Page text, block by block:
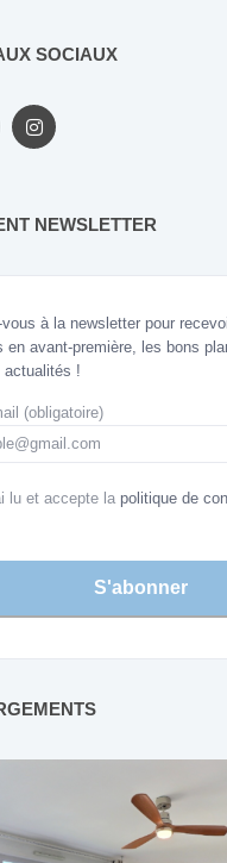
SOCIAUX
NEWSLETTER
à la newsletter pour
en avant-première, les bons
actualités !
(obligatoire)
lu et accepte la politique de